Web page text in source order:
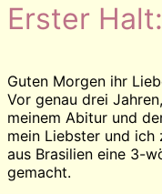
Erster
Guten Morgen ihr
Vor genau drei
meinem Abitur und
mein Liebster und ich
aus Brasilien eine 3-
gemacht.